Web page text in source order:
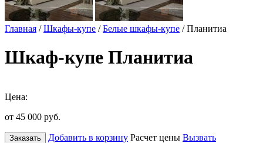
Главная /Шкафы-купе /Белые шкафы-купе / Планитиа
Шкаф-купе Планитиа
Цена:
от 45 000 руб.
Заказать Добавить в корзину Расчет цены Вызвать